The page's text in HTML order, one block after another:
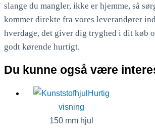
slange du mangler, ikke er hjemme, så
kommer direkte fra vores leverandører
hverdage, det giver dig tryghed i dit køb
godt kørende hurtigt.
Du kunne også være
Hurtig
visning
150 mm hjul